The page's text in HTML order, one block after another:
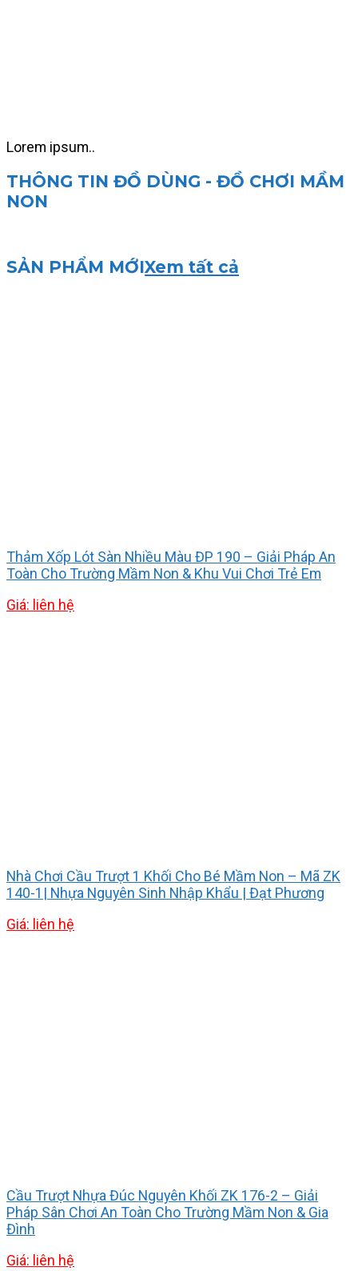
Lorem ipsum..
THÔNG TIN ĐỒ DÙNG - ĐỒ CHƠI MẦM
NON
SẢN PHẨM MỚIXem tất cả
Thảm Xốp Lót Sàn Nhiều Màu ĐP 190 – Giải Pháp An
Toàn Cho Trường Mầm Non & Khu Vui Chơi Trẻ Em
Giá: liên hệ
Nhà Chơi Cầu Trượt 1 Khối Cho Bé Mầm Non – Mã ZK
140-1| Nhựa Nguyên Sinh Nhập Khẩu | Đạt Phương
Giá: liên hệ
Cầu Trượt Nhựa Đúc Nguyên Khối ZK 176-2 – Giải
Pháp Sân Chơi An Toàn Cho Trường Mầm Non & Gia
Đình
Giá: liên hệ